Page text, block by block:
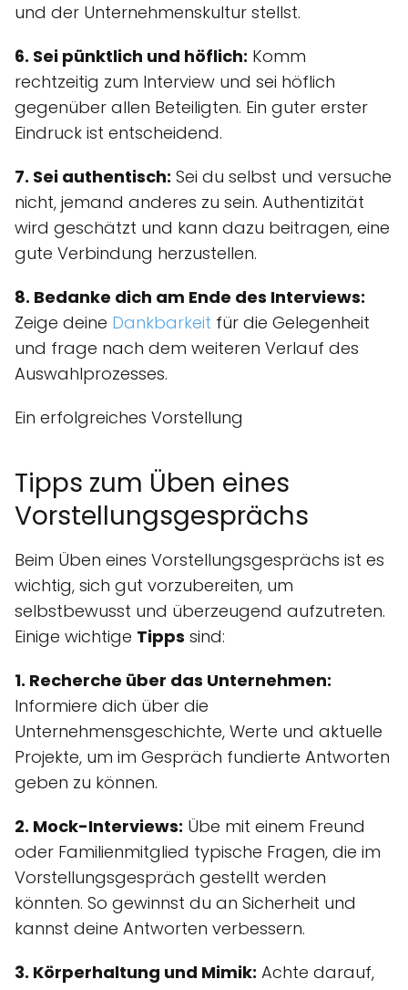
und der Unternehmenskultur stellst.
6. Sei pünktlich und höflich: Komm
rechtzeitig zum Interview und sei höflich
gegenüber allen Beteiligten. Ein guter erster
Eindruck ist entscheidend.
7. Sei authentisch: Sei du selbst und versuche
nicht, jemand anderes zu sein. Authentizität
wird geschätzt und kann dazu beitragen, eine
gute Verbindung herzustellen.
8. Bedanke dich am Ende des Interviews:
Zeige deine Dankbarkeit für die Gelegenheit
und frage nach dem weiteren Verlauf des
Auswahlprozesses.
Ein erfolgreiches Vorstellung
Tipps zum Üben eines
Vorstellungsgesprächs
Beim Üben eines Vorstellungsgesprächs ist es
wichtig, sich gut vorzubereiten, um
selbstbewusst und überzeugend aufzutreten.
Einige wichtige Tipps sind:
1. Recherche über das Unternehmen:
Informiere dich über die
Unternehmensgeschichte, Werte und aktuelle
Projekte, um im Gespräch fundierte Antworten
geben zu können.
2. Mock-Interviews: Übe mit einem Freund
oder Familienmitglied typische Fragen, die im
Vorstellungsgespräch gestellt werden
könnten. So gewinnst du an Sicherheit und
kannst deine Antworten verbessern.
3. Körperhaltung und Mimik: Achte darauf,